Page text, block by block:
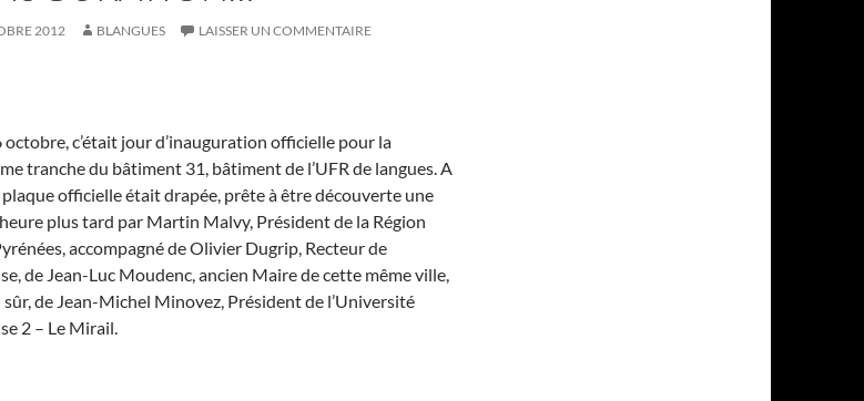
2012 BLANGUES LAISSER UN COMMENTAIRE
c’était jour d’inauguration officielle pour la
tranche du bâtiment 31, bâtiment de l’UFR de langues.A
plaque officielle était drapée, prête à être découverte une
plus tard par Martin Malvy, Président de la Région
accompagné de Olivier Dugrip, Recteur de
de Jean-Luc Moudenc, ancien Maire de cette même ville,
de Jean-Michel Minovez, Président de l’Université
2 – Le Mirail.